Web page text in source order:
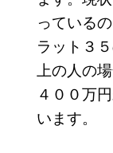
っている
ラット３
上の人の
４００万
います。